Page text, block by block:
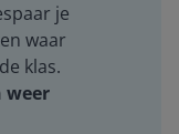
je
waar
klas.
weer